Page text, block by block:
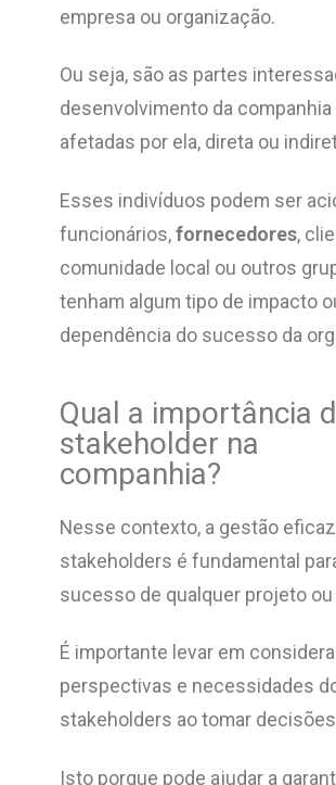
empresa ou organização.
Ou seja, são as partes
desenvolvimento da companhia
afetadas por ela, direta ou
Esses indivíduos podem ser
funcionários, fornecedores,
comunidade local ou outros
tenham algum tipo de impacto
dependência do sucesso da
Qual a importância
stakeholder na
companhia?
Nesse contexto, a gestão
stakeholders é fundamental
sucesso de qualquer projeto ou
É importante levar em
perspectivas e necessidades
stakeholders ao tomar
Isto porque pode ajudar a